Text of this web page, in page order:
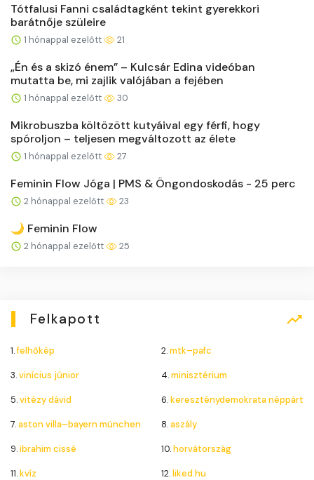
Tótfalusi Fanni családtagként tekint gyerekkori
barátnője szüleire
1 hónappal ezelőtt 21
„Én és a skizó énem” – Kulcsár Edina videóban
mutatta be, mi zajlik valójában a fejében
1 hónappal ezelőtt 30
Mikrobuszba költözött kutyáival egy férfi, hogy
spóroljon – teljesen megváltozott az élete
1 hónappal ezelőtt 27
Feminin Flow Jóga | PMS & Öngondoskodás - 25 perc
2 hónappal ezelőtt 23
🌙 Feminin Flow
2 hónappal ezelőtt 25
Felkapott
1.felhőkép 2.mtk–pafc
3.vinícius júnior 4.minisztérium
5.vitézy dávid 6.kereszténydemokrata néppárt
7.aston villa–bayern münchen 8.aszály
9.ibrahim cissé 10.horvátország
11.kvíz 12.liked.hu